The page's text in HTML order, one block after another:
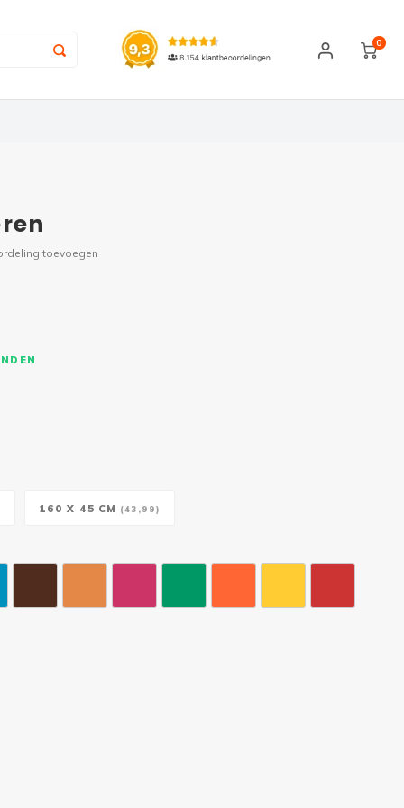
0
toevoegen
160 X 45 CM (43,99)